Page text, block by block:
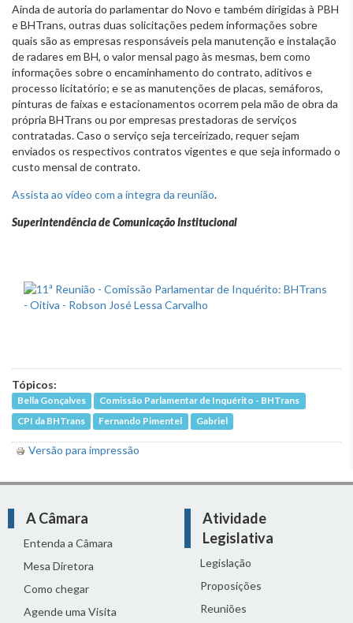
Ainda de autoria do parlamentar do Novo e também dirigidas à PBH
e BHTrans, outras duas solicitações pedem informações sobre
quais são as empresas responsáveis pela manutenção e instalação
de radares em BH, o valor mensal pago às mesmas, bem como
informações sobre o encaminhamento do contrato, aditivos e
processo licitatório; e se as manutenções de placas, semáforos,
pinturas de faixas e estacionamentos ocorrem pela mão de obra da
própria BHTrans ou por empresas prestadoras de serviços
contratadas. Caso o serviço seja terceirizado, requer sejam
enviados os respectivos contratos vigentes e que seja informado o
custo mensal de contrato.
Assista ao vídeo com a íntegra da reunião.
Superintendência de Comunicação Institucional
Tópicos:
Bella Gonçalves
Comissão Parlamentar de Inquérito - BHTrans
CPI da BHTrans
Fernando Pimentel Gabriel
Versão para impressão
A Câmara
Entenda a Câmara
Mesa Diretora
Como chegar
Agende uma Visita
Atividade
Legislativa
Legislação
Proposições
Reuniões